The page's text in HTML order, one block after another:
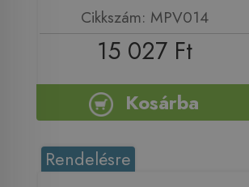
Cikkszám: MPV014
15 027 Ft
Kosárba
Rendelésre